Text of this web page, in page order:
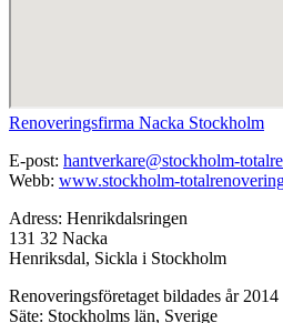
Renoveringsfirma Nacka Stockholm
E-post: hantverkare@stockholm-
Webb: www.stockholm-
Adress: Henrikdalsringen
131 32 Nacka
Henriksdal, Sickla i Stockholm
Renoveringsföretaget bildades år 2014
Säte: Stockholms län, Sverige